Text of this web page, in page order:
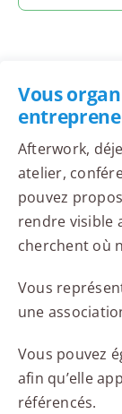
Vous
Afterwork,
atelier,
pouvez
rendre visible
cherchent où
Vous
une
Vous pouvez
afin qu’elle
référencés.